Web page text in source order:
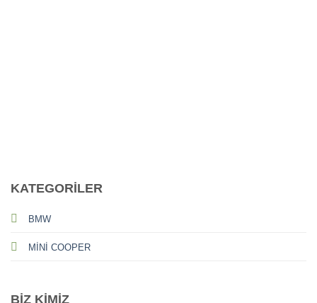
KATEGORİLER
BMW
MİNİ COOPER
BİZ KİMİZ